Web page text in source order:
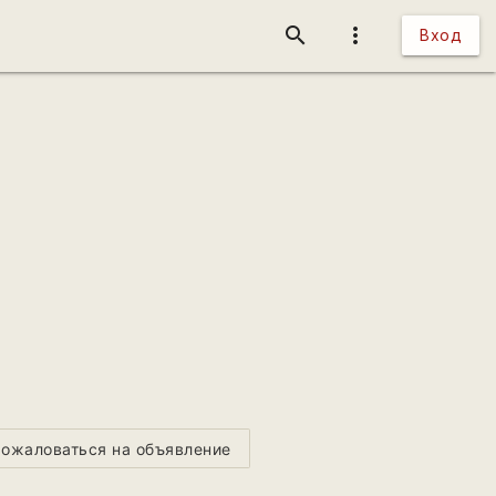
more_vert Вход
search
на объявление